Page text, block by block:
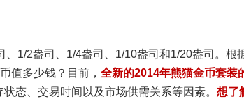
1/2盎司、1/4盎司、1/10盎司和1/20盎司。根
值多少钱？目前， 全新的2014年熊猫金币套装
态、交易时间以及市场供需关系等因素。 想了